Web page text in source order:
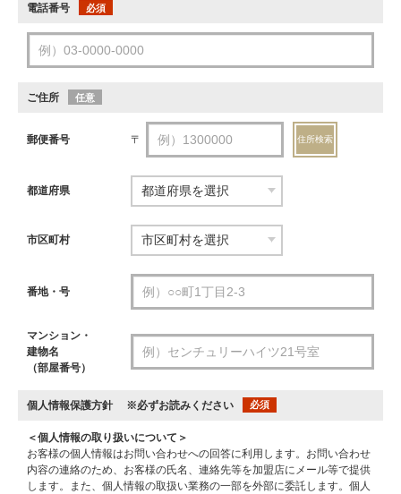
電話番号 必須
ご住所 任意
郵便番号 〒 住所検索
都道府県
市区町村
番地・号
マンション・
建物名
（部屋番号）
個人情報保護方針 ※必ずお読みください 必須
＜個人情報の取り扱いについて＞
お客様の個人情報はお問い合わせへの回答に利用します。お問い合わせ
内容の連絡のため、お客様の氏名、連絡先等を加盟店にメール等で提供
します。また、個人情報の取扱い業務の一部を外部に委託します。個人